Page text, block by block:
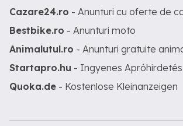
Cazare24.ro - Anunturi cu oferte de
Bestbike.ro - Anunturi moto
Animalutul.ro - Anunturi gratuite
Startapro.hu - Ingyenes Apróhirdetés
Quoka.de - Kostenlose Kleinanzeigen